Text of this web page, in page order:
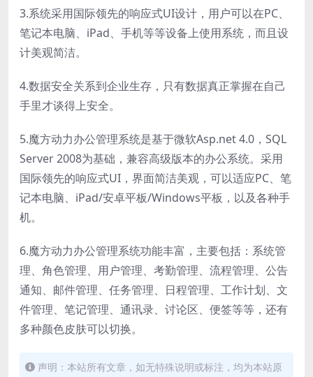
3.系统采用国际领先的响应式UI设计，用户可以在PC、
笔记本电脑、iPad、手机等等设备上使用系统，而且设
计美观简洁。
4.数据安全关系到企业生存，只有数据真正掌握在自己
手里才谈得上安全。
5.魔方动力办公管理系统是基于微软Asp.net 4.0，SQL
Server 2008为基础，兼容高级版本的办公系统。采用
国际领先的响应式UI，界面简洁美观，可以适应PC、笔
记本电脑、iPad/安卓平板/Windows平板，以及各种手
机。
6.魔方动力办公管理系统功能丰富，主要包括：系统管
理、角色管理、用户管理、考勤管理、流程管理、公告
通知、邮件管理、任务管理、日程管理、工作计划、文
件管理、笔记管理、通讯录、讨论区、便签等等，还有
多种颜色皮肤可以切换。
声明：本站所有文章，如无特殊说明或标注，均为本站原